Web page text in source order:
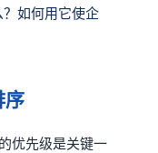
序
优先级是关键一